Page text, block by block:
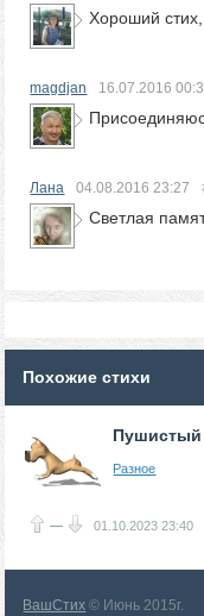
Хороший
magdjan 16.07.2016
Лана 04.08.201623:27
Светлая
Похожие стихи
Разное
— 01.10.202323:40
ВашСтих © Июнь 2015г.